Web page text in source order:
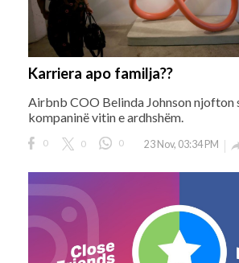
Karriera apo familja??
Airbnb COO Belinda Johnson njofton
kompaninë vitin e ardhshëm.
0 0 0 23 Nov, 03:34 PM